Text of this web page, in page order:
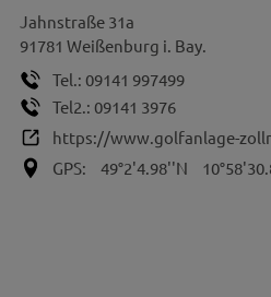
Jahnstraße 31a
91781 Weißenburg i. Bay.
Tel.: 09141 997499
Tel2.: 09141 3976
https://www.golfanlage-
GPS:
49°2'4.98''N